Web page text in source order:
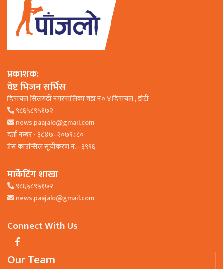
प्रकाशक:
वेष्ट भिजन सर्भिस
दिपायल सिलगढी नगरपालिका वडा न० ४ दिपायल , डाेटी
९८६५८९५१७२
news.paajalo@gmail.com
दर्ता नम्बर - ३८४७–२०७९÷८०
प्रेस काउन्सिल सूचीकरण नं.– ३९९६
मार्केटिंग शाखा
९८६५८९५१७२
news.paajalo@gmail.com
Connect With Us
Our Team